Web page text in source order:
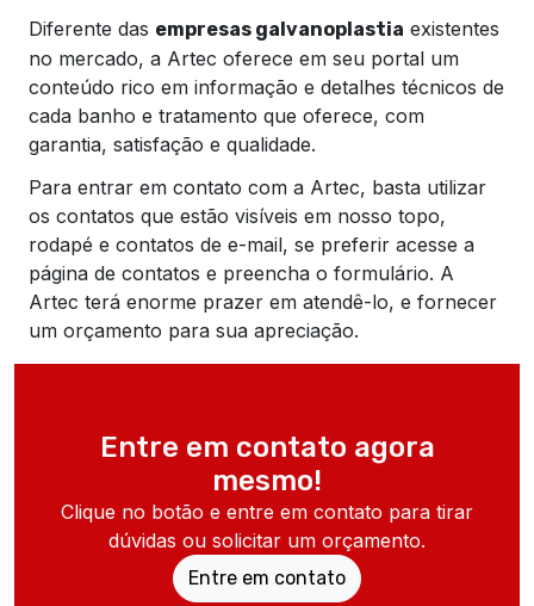
Diferente das empresas galvanoplastia existentes
no mercado, a Artec oferece em seu portal um
conteúdo rico em informação e detalhes técnicos de
cada banho e tratamento que oferece, com
garantia, satisfação e qualidade.
Para entrar em contato com a Artec, basta utilizar
os contatos que estão visíveis em nosso topo,
rodapé e contatos de e-mail, se preferir acesse a
página de contatos e preencha o formulário. A
Artec terá enorme prazer em atendê-lo, e fornecer
um orçamento para sua apreciação.
Entre em contato agora
mesmo!
Clique no botão e entre em contato para tirar
dúvidas ou solicitar um orçamento.
Entre em contato